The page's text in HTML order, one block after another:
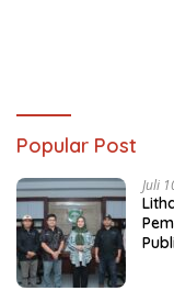
Popular Post
Juli